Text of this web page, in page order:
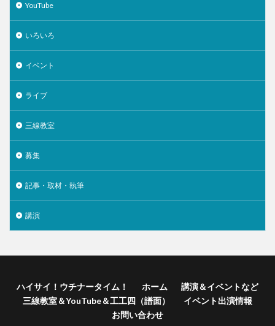
YouTube
いろいろ
イベント
ライブ
三線教室
募集
記事・取材・執筆
講演
ハイサイ！ウチナータイム！ ホーム
講演＆イベントなど
三線教室＆YouTube＆工工四（譜面）
イベント出演情報
お問い合わせ